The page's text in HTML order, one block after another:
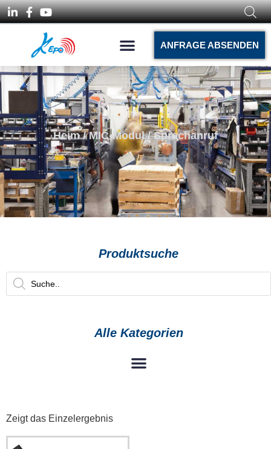
ANFRAGE ABSENDEN
Heim/MIC-Modul/ Sprachanruf
Produktsuche
Alle Kategorien
Zeigt das Einzelergebnis